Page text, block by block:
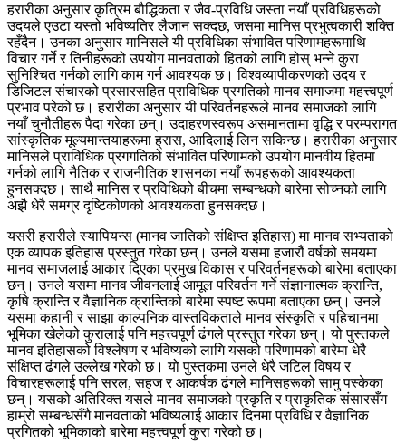
हरारीका अनुसार कृत्रिम बौद्धिकता र जैव-प्रविधि जस्ता नयाँ प्रविधिहरूको
उदयले एउटा यस्तो भविष्यतिर लैजान सक्दछ, जसमा मानिस प्रभुत्वकारी शक्ति
रहँदैन। उनका अनुसार मानिसले यी प्रविधिका संभावित परिणामहरूमाथि
विचार गर्ने र तिनीहरूको उपयोग मानवताको हितको लागि होस् भन्ने कुरा
सुनिश्चित गर्नको लागि काम गर्न आवश्यक छ। विश्वव्यापीकरणको उदय र
डिजिटल संचारको प्रसारसहित प्राविधिक प्रगतिको मानव समाजमा महत्त्वपूर्ण
प्रभाव परेको छ। हरारीका अनुसार यी परिवर्तनहरूले मानव समाजको लागि
नयाँ चुनौतीहरू पैदा गरेका छन्। उदाहरणस्वरूप असमानतामा वृद्धि र परम्परागत
सांस्कृतिक मूल्यमान्तयाहरूमा ह्रास, आदिलाई लिन सकिन्छ। हरारीका अनुसार
मानिसले प्राविधिक प्रगगतिको संभावित परिणामको उपयोग मानवीय हितमा
गर्नको लागि नैतिक र राजनीतिक शासनका नयाँ रूपहरूको आवश्यकता
हुनसक्दछ। साथै मानिस र प्रविधिको बीचमा सम्बन्धको बारेमा सोच्नको लागि
अझै धेरै समग्र दृष्टिकोणको आवश्यकता हुनसक्दछ।
यसरी हरारीले स्यापियन्स (मानव जातिको संक्षिप्त इतिहास) मा मानव सभ्यताको
एक व्यापक इतिहास प्रस्तुत गरेका छन्। उनले यसमा हजारौं वर्षको समयमा
मानव समाजलाई आकार दिएका प्रमुख विकास र परिवर्तनहरूको बारेमा बताएका
छन्। उनले यसमा मानव जीवनलाई आमूल परिवर्तन गर्ने संज्ञानात्मक क्रान्ति,
कृषि क्रान्ति र वैज्ञानिक क्रान्तिको बारेमा स्पष्ट रूपमा बताएका छन्। उनले
यसमा कहानी र साझा काल्पनिक वास्तविकताले मानव संस्कृति र पहिचानमा
भूमिका खेलेको कुरालाई पनि महत्त्वपूर्ण ढंगले प्रस्तुत गरेका छन्। यो पुस्तकले
मानव इतिहासको विश्लेषण र भविष्यको लागि यसको परिणामको बारेमा धेरै
संक्षिप्त ढंगले उल्लेख गरेको छ। यो पुस्तकमा उनले धेरै जटिल विषय र
विचारहरूलाई पनि सरल, सहज र आकर्षक ढंगले मानिसहरूको सामु पस्केका
छन्। यसको अतिरिक्त यसले मानव समाजको प्रकृति र प्राकृतिक संसारसँग
हाम्रो सम्बन्धसँगै मानवताको भविष्यलाई आकार दिनमा प्रविधि र वैज्ञानिक
प्रगितको भूमिकाको बारेमा महत्त्वपूर्ण कुरा गरेको छ।